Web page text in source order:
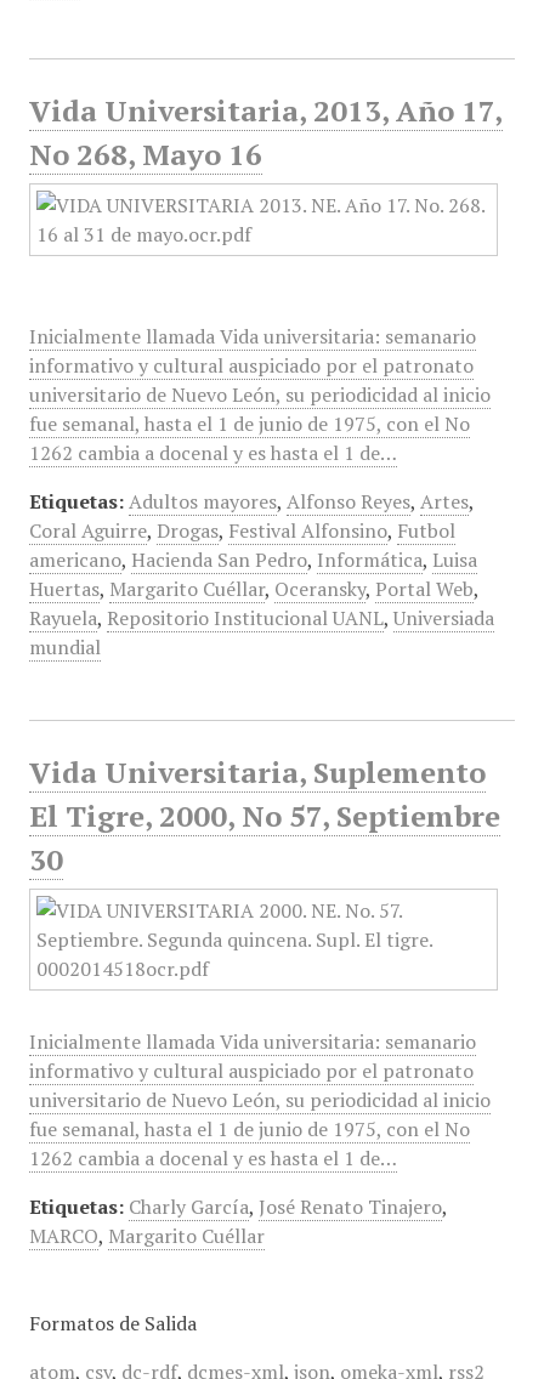
Vida Universitaria, 2013, Año 17,
No 268, Mayo 16
Inicialmente llamada Vida universitaria: semanario
informativo y cultural auspiciado por el patronato
universitario de Nuevo León, su periodicidad al inicio
fue semanal, hasta el 1 de junio de 1975, con el No
1262 cambia a docenal y es hasta el 1 de…
Etiquetas: Adultos mayores, Alfonso Reyes, Artes,
Coral Aguirre, Drogas, Festival Alfonsino, Futbol
americano, Hacienda San Pedro, Informática, Luisa
Huertas, Margarito Cuéllar, Oceransky, Portal Web,
Rayuela, Repositorio Institucional UANL, Universiada
mundial
Vida Universitaria, Suplemento
El Tigre, 2000, No 57, Septiembre
30
Inicialmente llamada Vida universitaria: semanario
informativo y cultural auspiciado por el patronato
universitario de Nuevo León, su periodicidad al inicio
fue semanal, hasta el 1 de junio de 1975, con el No
1262 cambia a docenal y es hasta el 1 de…
Etiquetas: Charly García, José Renato Tinajero,
MARCO, Margarito Cuéllar
Formatos de Salida
atom, csv, dc-rdf, dcmes-xml, json, omeka-xml, rss2